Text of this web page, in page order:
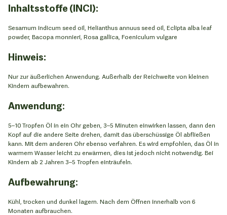
Inhaltsstoffe (INCI):
Sesamum indicum seed oil, Helianthus annuus seed oil, Eclipta alba leaf
powder, Bacopa monnieri, Rosa gallica, Foeniculum vulgare
Hinweis:
Nur zur äußerlichen Anwendung. Außerhalb der Reichweite von kleinen
Kindern aufbewahren.
Anwendung:
5–10 Tropfen Öl in ein Ohr geben, 3–5 Minuten einwirken lassen, dann den
Kopf auf die andere Seite drehen, damit das überschüssige Öl abfließen
kann. Mit dem anderen Ohr ebenso verfahren. Es wird empfohlen, das Öl in
warmem Wasser leicht zu erwärmen, dies ist jedoch nicht notwendig. Bei
Kindern ab 2 Jahren 3–5 Tropfen einträufeln.
Aufbewahrung:
Kühl, trocken und dunkel lagern. Nach dem Öffnen innerhalb von 6
Monaten aufbrauchen.